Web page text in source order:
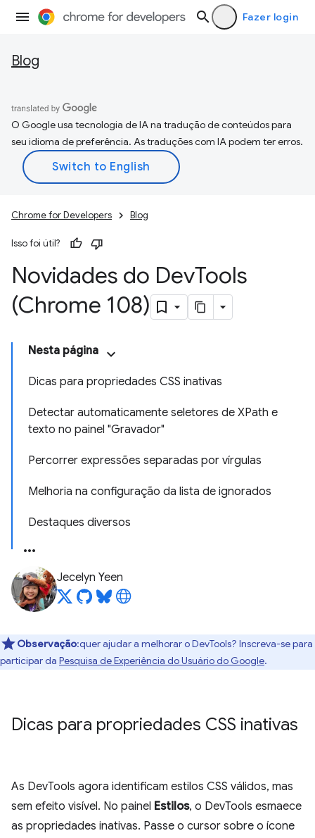
Fazer login
Blog
O Google usa tecnologia de IA na tradução de conteúdos para
seu idioma de preferência. As traduções com IA podem ter erros.
Chrome for Developers Blog
Isso foi útil?
Novidades do DevTools
(Chrome 108)
Nesta página
Dicas para propriedades CSS inativas
Detectar automaticamente seletores de XPath e
texto no painel "Gravador"
Percorrer expressões separadas por vírgulas
Melhoria na configuração da lista de ignorados
Destaques diversos
Jecelyn Yeen
Observação:quer ajudar a melhorar o DevTools? Inscreva-se para
participar da Pesquisa de Experiência do Usuário do Google.
Dicas para propriedades CSS inativas
As DevTools agora identificam estilos CSS válidos, mas
sem efeito visível. No painel Estilos, o DevTools esmaece
as propriedades inativas. Passe o cursor sobre o ícone